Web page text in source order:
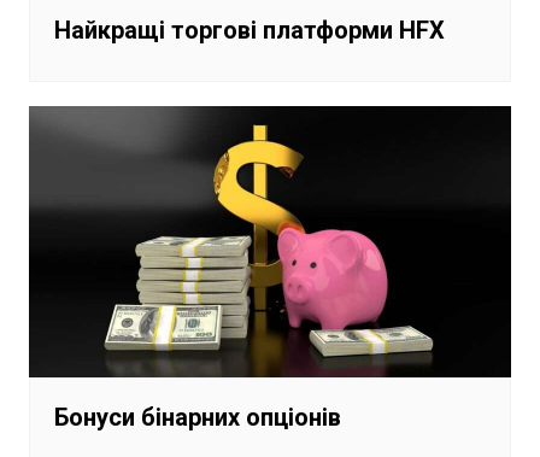
Найкращі торгові платформи HFX
Бонуси бінарних опціонів